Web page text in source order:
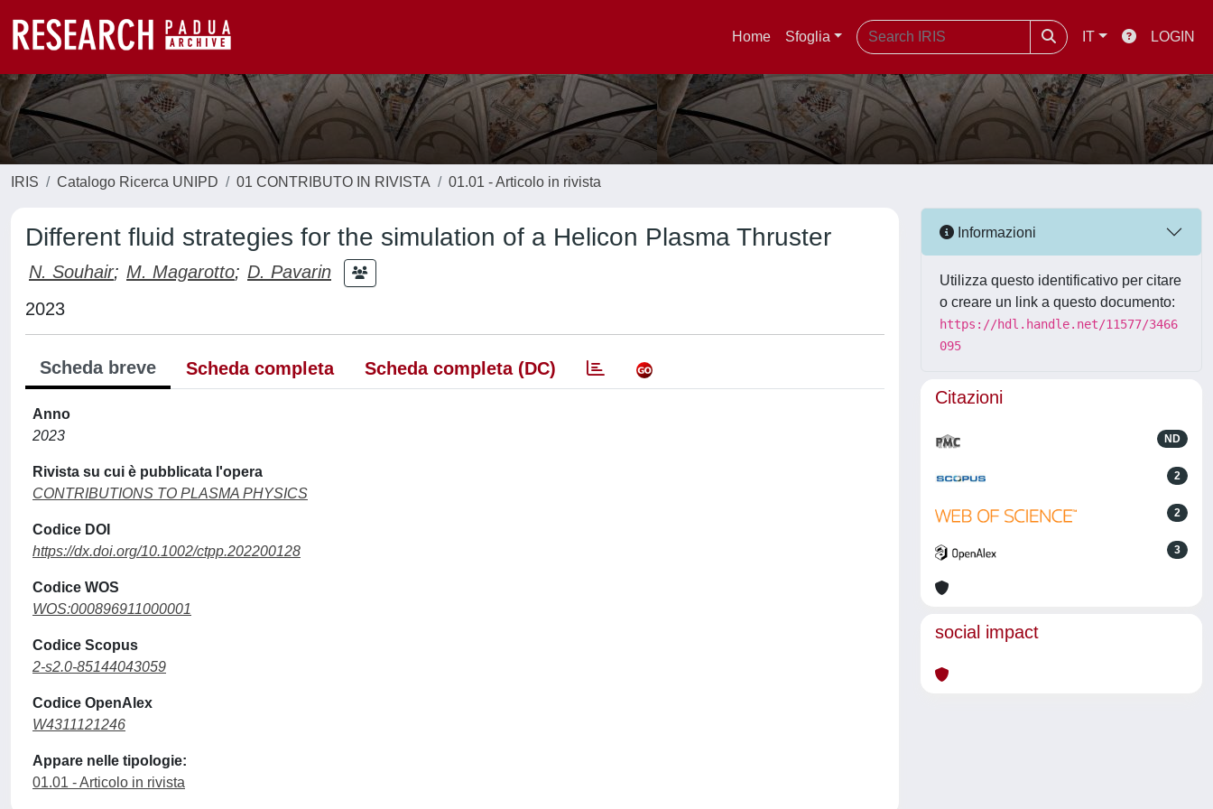
Home Sfoglia IT LOGIN
IRIS Catalogo Ricerca UNIPD 01 CONTRIBUTO IN RIVISTA 01.01 - Articolo in rivista
Different fluid strategies for the simulation of a Helicon Plasma Thruster
N. Souhair; M. Magarotto; D. Pavarin
2023
Scheda breve Scheda completa Scheda completa (DC)
Anno
2023
Rivista su cui è pubblicata l'opera
CONTRIBUTIONS TO PLASMA PHYSICS
Codice DOI
https://dx.doi.org/10.1002/ctpp.202200128
Codice WOS
WOS:000896911000001
Codice Scopus
2-s2.0-85144043059
Codice OpenAlex
W4311121246
Appare nelle tipologie:
01.01 - Articolo in rivista
Informazioni
Utilizza questo identificativo per citare
o creare un link a questo documento:
https://hdl.handle.net/11577/3466
095
Citazioni
ND
2
2
3
social impact